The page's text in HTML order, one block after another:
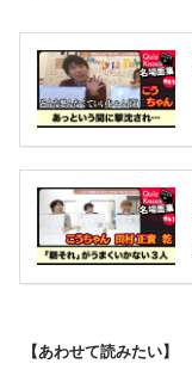
【あわせて読みたい】